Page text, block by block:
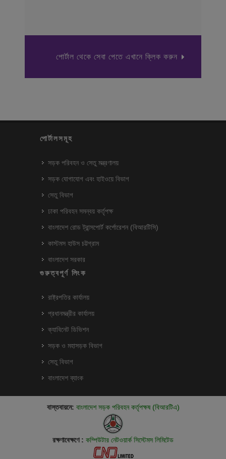
পোর্টাল থেকে সেবা পেতে এখানে ক্লিক করুন
পোর্টালসমূহ
সড়ক পরিবহন ও সেতু মন্ত্রণালয়
সড়ক যোগাযোগ এবং হাইওয়ে বিভাগ
সেতু বিভাগ
ঢাকা পরিবহন সমন্বয় কর্তৃপক্ষ
বাংলাদেশ রোড ট্রান্সপোর্ট কর্পোরেশন (বিআরটিসি)
কাস্টমস হাউস চট্টগ্রাম
বাংলাদেশ সরকার
গুরুত্বপূর্ণ লিংক
রাষ্ট্রপতির কার্যালয়
প্রধানমন্ত্রীর কার্যালয়
ক্যাবিনেট ডিভিশন
সড়ক ও মহাসড়ক বিভাগ
সেতু বিভাগ
বাংলাদেশ ব্যাংক
বাস্তবায়নে: বাংলাদেশ সড়ক পরিবহন কর্তৃপক্ষ (বিআরটিএ)
রক্ষণাবেক্ষণে : কম্পিউটার নেটওয়ার্ক সিস্টেমস লিমিটেড